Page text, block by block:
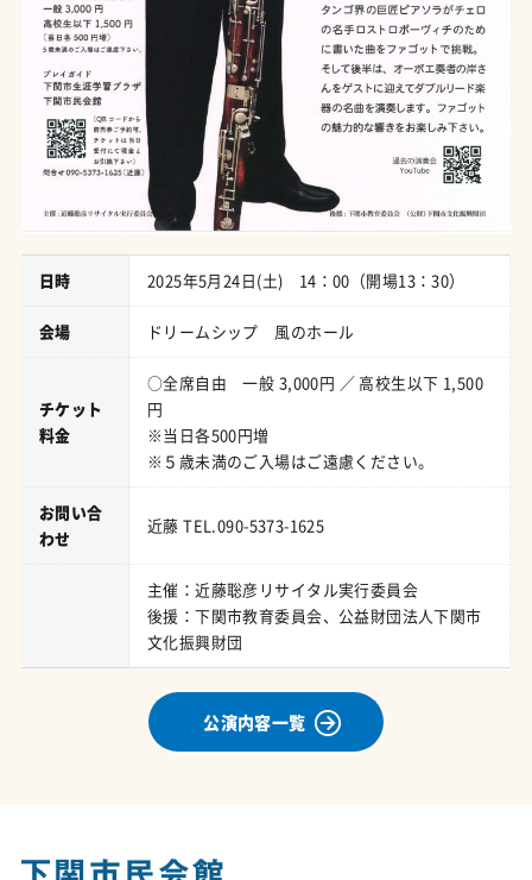
日時 2025年5月24日(土) 14：00（開場13：30）
会場 ドリームシップ 風のホール
チケット
料金
○全席自由 一般 3,000円 ／ 高校生以下 1,500
円
※当日各500円増
※５歳未満のご入場はご遠慮ください。
お問い合
わせ
近藤 TEL.090-5373-1625
主催：近藤聡彦リサイタル実行委員会
後援：下関市教育委員会、公益財団法人下関市
文化振興財団
公演内容一覧